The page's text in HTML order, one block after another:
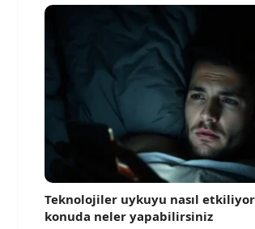
Teknolojiler uykuyu nasıl
konuda neler yapabilirsiniz